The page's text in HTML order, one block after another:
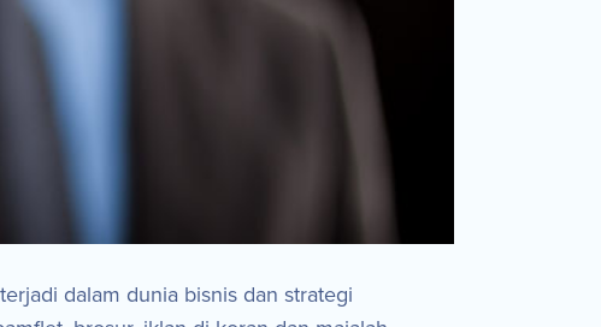
dalam dunia bisnis dan strategi